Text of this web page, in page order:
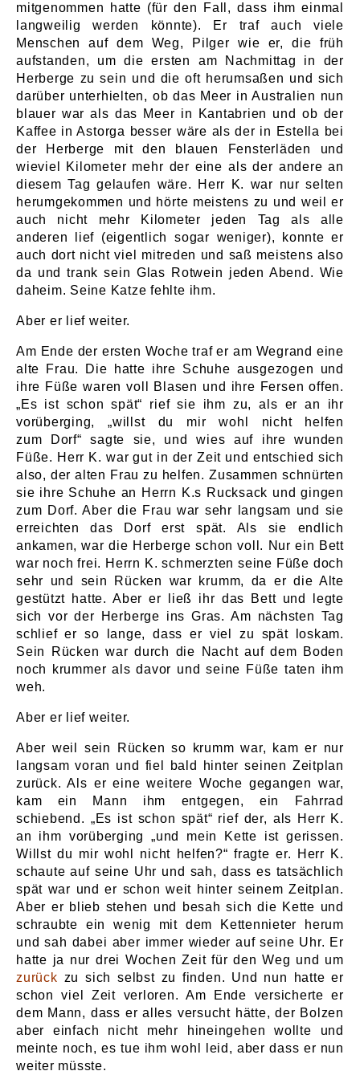
mitgenommen hatte (für den Fall, dass ihm einmal
langweilig werden könnte). Er traf auch viele
Menschen auf dem Weg, Pilger wie er, die früh
aufstanden, um die ersten am Nachmittag in der
Herberge zu sein und die oft herumsaßen und sich
darüber unterhielten, ob das Meer in Australien nun
blauer war als das Meer in Kantabrien und ob der
Kaffee in Astorga besser wäre als der in Estella bei
der Herberge mit den blauen Fensterläden und
wieviel Kilometer mehr der eine als der andere an
diesem Tag gelaufen wäre. Herr K. war nur selten
herumgekommen und hörte meistens zu und weil er
auch nicht mehr Kilometer jeden Tag als alle
anderen lief (eigentlich sogar weniger), konnte er
auch dort nicht viel mitreden und saß meistens also
da und trank sein Glas Rotwein jeden Abend. Wie
daheim. Seine Katze fehlte ihm.
Aber er lief weiter.
Am Ende der ersten Woche traf er am Wegrand eine
alte Frau. Die hatte ihre Schuhe ausgezogen und
ihre Füße waren voll Blasen und ihre Fersen offen.
„Es ist schon spät“ rief sie ihm zu, als er an ihr
vorüberging, „willst du mir wohl nicht helfen
zum Dorf“ sagte sie, und wies auf ihre wunden
Füße. Herr K. war gut in der Zeit und entschied sich
also, der alten Frau zu helfen. Zusammen schnürten
sie ihre Schuhe an Herrn K.s Rucksack und gingen
zum Dorf. Aber die Frau war sehr langsam und sie
erreichten das Dorf erst spät. Als sie endlich
ankamen, war die Herberge schon voll. Nur ein Bett
war noch frei. Herrn K. schmerzten seine Füße doch
sehr und sein Rücken war krumm, da er die Alte
gestützt hatte. Aber er ließ ihr das Bett und legte
sich vor der Herberge ins Gras. Am nächsten Tag
schlief er so lange, dass er viel zu spät loskam.
Sein Rücken war durch die Nacht auf dem Boden
noch krummer als davor und seine Füße taten ihm
weh.
Aber er lief weiter.
Aber weil sein Rücken so krumm war, kam er nur
langsam voran und fiel bald hinter seinen Zeitplan
zurück. Als er eine weitere Woche gegangen war,
kam ein Mann ihm entgegen, ein Fahrrad
schiebend. „Es ist schon spät“ rief der, als Herr K.
an ihm vorüberging „und mein Kette ist gerissen.
Willst du mir wohl nicht helfen?“ fragte er. Herr K.
schaute auf seine Uhr und sah, dass es tatsächlich
spät war und er schon weit hinter seinem Zeitplan.
Aber er blieb stehen und besah sich die Kette und
schraubte ein wenig mit dem Kettennieter herum
und sah dabei aber immer wieder auf seine Uhr. Er
hatte ja nur drei Wochen Zeit für den Weg und um
zurück zu sich selbst zu finden. Und nun hatte er
schon viel Zeit verloren. Am Ende versicherte er
dem Mann, dass er alles versucht hätte, der Bolzen
aber einfach nicht mehr hineingehen wollte und
meinte noch, es tue ihm wohl leid, aber dass er nun
weiter müsste.